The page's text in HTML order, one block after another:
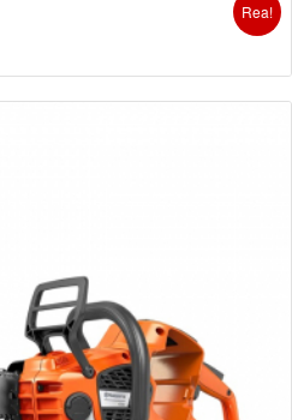
Rea!